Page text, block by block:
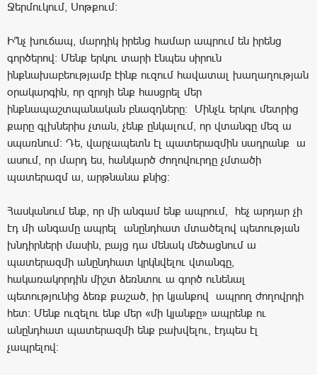
Ջերմուկում, Սոթքում:
Ի՞նչ խուճապ, մարդիկ իրենց համար ապրում են իրենց
գործերով: Մենք երկու տարի էնպես սիրուն
ինքնախաբեությամբ էինք ուզում հավատալ խաղաղության
օրակարգին, որ զրոյի ենք հասցրել մեր
ինքնապաշտպանական բնազդները: Մինչև երկու մետրից
քարը գլխներիս չտան, չենք ընկալում, որ վտանգը մեզ ա
սպառնում: Դե, վարչապետն էլ պատերազմին սադրանք ա
ասում, որ մարդ ես, հանկարծ ժողովուրդը չմտածի
պատերազմ ա, արթնանա քնից:
Հասկանում ենք, որ մի անգամ ենք ապրում, հեչ արդար չի
էդ մի անգամը ապրել անընդհատ մտածելով պետության
խնդիրների մասին, բայց դա մենակ մեծացնում ա
պատերազմի անընդհատ կրկնվելու վտանգը,
հակառակորդին միշտ ձեռնտու ա գործ ունենալ
պետությունից ձեռք քաշած, իր կյանքով ապրող ժողովրդի
հետ: Մենք ուզելու ենք մեր «մի կյանքը» ապրենք ու
անընդհատ պատերազմի ենք բախվելու, էդպես էլ
չապրելով: